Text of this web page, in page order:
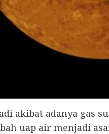
akibat adanya gas
uap air menjadi